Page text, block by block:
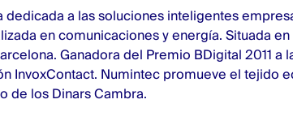
dedicada a las soluciones inteligentes
en comunicaciones y energía. Situada
Ganadora del Premio BDigital 2011 a
InvoxContact. Numintec promueve el tejido
de los Dinars Cambra.